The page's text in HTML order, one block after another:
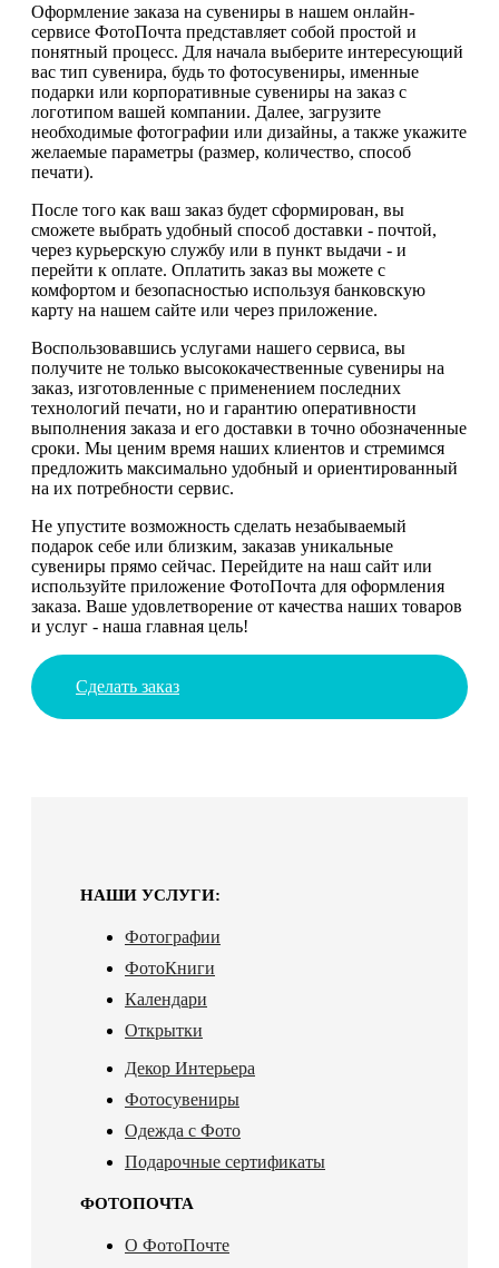
Оформление заказа на сувениры в нашем онлайн-
сервисе ФотоПочта представляет собой простой и
понятный процесс. Для начала выберите интересующий
вас тип сувенира, будь то фотосувениры, именные
подарки или корпоративные сувениры на заказ с
логотипом вашей компании. Далее, загрузите
необходимые фотографии или дизайны, а также укажите
желаемые параметры (размер, количество, способ
печати).
После того как ваш заказ будет сформирован, вы
сможете выбрать удобный способ доставки - почтой,
через курьерскую службу или в пункт выдачи - и
перейти к оплате. Оплатить заказ вы можете с
комфортом и безопасностью используя банковскую
карту на нашем сайте или через приложение.
Воспользовавшись услугами нашего сервиса, вы
получите не только высококачественные сувениры на
заказ, изготовленные с применением последних
технологий печати, но и гарантию оперативности
выполнения заказа и его доставки в точно обозначенные
сроки. Мы ценим время наших клиентов и стремимся
предложить максимально удобный и ориентированный
на их потребности сервис.
Не упустите возможность сделать незабываемый
подарок себе или близким, заказав уникальные
сувениры прямо сейчас. Перейдите на наш сайт или
используйте приложение ФотоПочта для оформления
заказа. Ваше удовлетворение от качества наших товаров
и услуг - наша главная цель!
Сделать заказ
НАШИ УСЛУГИ:
Фотографии
ФотоКниги
Календари
Открытки
Декор Интерьера
Фотосувениры
Одежда с Фото
Подарочные сертификаты
ФОТОПОЧТА
О ФотоПочте